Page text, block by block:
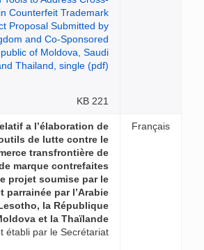
221 KB
Français
a l’élaboration de
de lutte contre le
transfrontière de
marque contrefaites
projet soumise par le
parrainée par l’Arabie
la République
et la Thaïlande
établi par le Secrétariat